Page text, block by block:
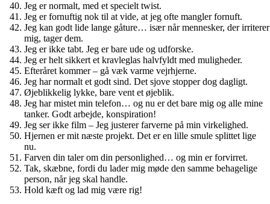
Jeg er normalt, med et specielt twist.
Jeg er fornuftig nok til at vide, at jeg ofte mangler fornuft.
Jeg kan godt lide lange gåture… især når mennesker, der irriterer
mig, tager dem.
Jeg er ikke tabt. Jeg er bare ude og udforske.
Jeg er helt sikkert et kravleglas halvfyldt med muligheder.
Efteråret kommer – gå væk varme vejrhjerne.
Jeg har normalt et godt sind. Det sjove stopper dog dagligt.
Øjeblikkelig lykke, bare vent et øjeblik.
Jeg har mistet min telefon… og nu er det bare mig og alle mine
tanker. Godt arbejde, konspiration!
Jeg ser ikke film – Jeg justerer farverne på min virkelighed.
Hjernen er mit næste projekt. Det er en lille smule splittet lige
nu.
Farven din taler om din personlighed… og min er forvirret.
Tak, skæbne, fordi du lader mig møde den samme behagelige
person, når jeg skal handle.
Hold kæft og lad mig være rig!